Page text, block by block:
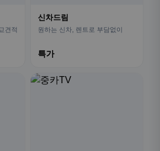
견적
신차드림
원하는 신차, 렌트로 부담없이
특가